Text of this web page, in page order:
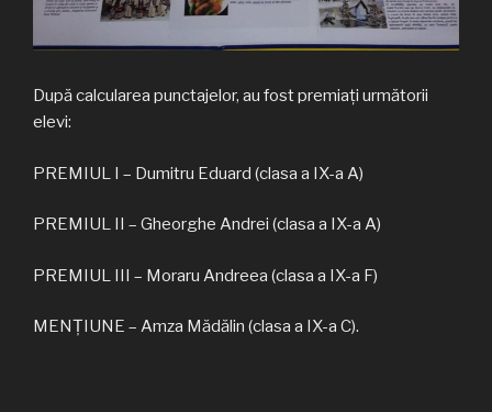
După calcularea punctajelor, au fost premiați următorii
elevi:
PREMIUL I – Dumitru Eduard (clasa a IX-a A)
PREMIUL II – Gheorghe Andrei (clasa a IX-a A)
PREMIUL III – Moraru Andreea (clasa a IX-a F)
MENȚIUNE – Amza Mădălin (clasa a IX-a C).